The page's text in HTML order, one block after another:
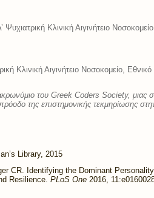
Κλινική Αιγινήτειο
Κλινική Αιγινήτειο Νοσοκομείο, Εθνικό
του Greek Coders Society, μιας
της επιστημονικής τεκμηρίωσης
Library, 2015
CR. Identifying the Dominant
Resilience. PLoS One 2016,